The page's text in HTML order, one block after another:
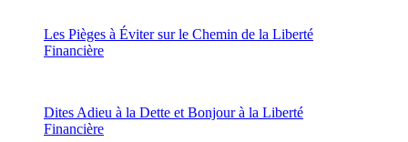
Les Pièges à Éviter sur le Chemin de la Liberté
Financière
Dites Adieu à la Dette et Bonjour à la Liberté
Financière